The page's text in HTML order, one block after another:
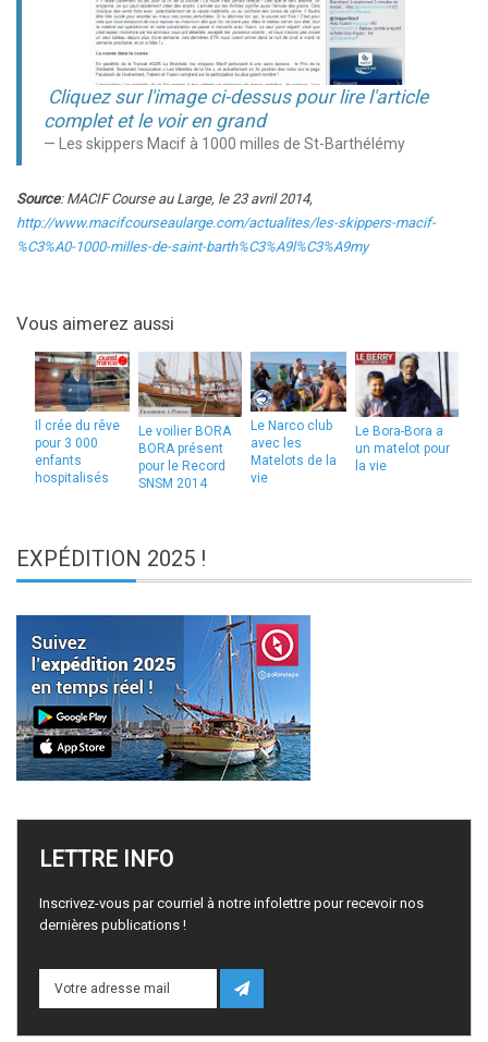
Cliquez sur l'image ci-dessus pour lire l'article
complet et le voir en grand
Les skippers Macif à 1000 milles de St-Barthélémy
Source: MACIF Course au Large, le 23 avril 2014,
http://www.macifcourseaularge.com/actualites/les-skippers-macif-
%C3%A0-1000-milles-de-saint-barth%C3%A9l%C3%A9my
Vous aimerez aussi
Il crée du rêve
pour 3 000
enfants
hospitalisés
Le voilier BORA
BORA présent
pour le Record
SNSM 2014
Le Narco club
avec les
Matelots de la
vie
Le Bora-Bora a
un matelot pour
la vie
EXPÉDITION 2025 !
LETTRE INFO
Inscrivez-vous par courriel à notre infolettre pour recevoir nos
dernières publications !